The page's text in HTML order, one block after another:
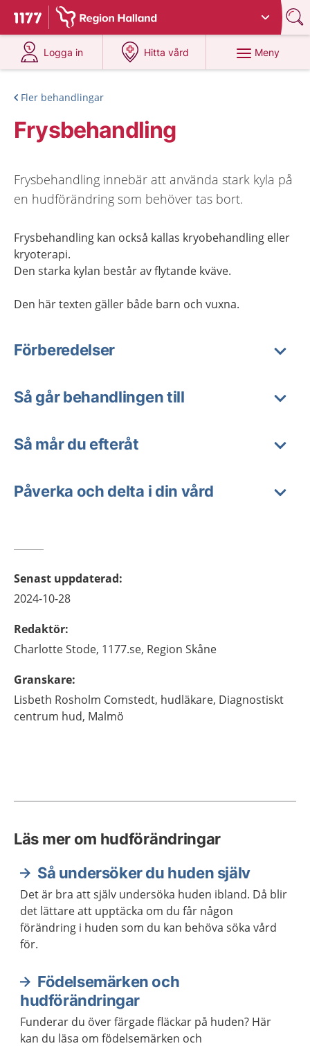
Till startsidan för 1177
Du har valt region Halland
Logga in
på 1177.se
Hitta vård
på 1177.se
Meny
Fler behandlingar
Frysbehandling
Frysbehandling innebär att använda stark kyla på
en hudförändring som behöver tas bort.
Frysbehandling kan också kallas kryobehandling eller
kryoterapi.
Den starka kylan består av flytande kväve.
Den här texten gäller både barn och vuxna.
Förberedelser
Så går behandlingen till
Så mår du efteråt
Påverka och delta i din vård
Senast uppdaterad:
2024-10-28
Redaktör:
CharlotteStode, 1177.se, Region Skåne
Granskare:
Lisbeth Rosholm Comstedt, hudläkare, Diagnostiskt
centrum hud, Malmö
Läs mer om hudförändringar
Så undersöker du huden själv
Det är bra att själv undersöka huden ibland. Då blir
det lättare att upptäcka om du får någon
förändring i huden som du kan behöva söka vård
för.
Födelsemärken och
hudförändringar
Funderar du över färgade fläckar på huden? Här
kan du läsa om födelsemärken och